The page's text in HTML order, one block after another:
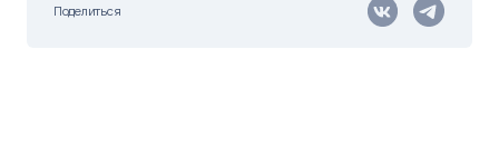
Поделиться